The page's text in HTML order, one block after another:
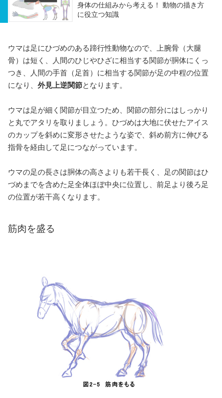
身体の仕組みから考える！ 動物の描き方
に役立つ知識
ウマは足にひづめのある蹄行性動物なので、上腕骨（大腿
骨）は短く、人間のひじやひざに相当する関節が胴体にくっ
つき、人間の手首（足首）に相当する関節が足の中程の位置
になり、 外見上逆関節となります。
ウマは足が細く関節が目立つため、関節の部分にはしっかり
と丸でアタリを取りましょう。ひづめは大地に伏せたアイス
のカップを斜めに変形させたような姿で、斜め前方に伸びる
指骨を経由して足につながっています。
ウマの足の長さは胴体の高さよりも若干長く、足の関節はひ
づめまでを含めた足全体ほぼ中央に位置し、前足より後ろ足
の位置が若干高くなります。
筋肉を盛る